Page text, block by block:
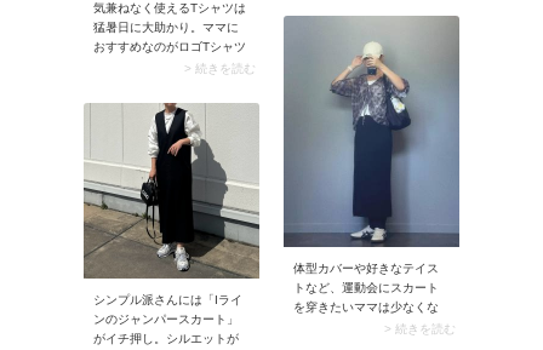
すいものですが、スナップ
るとスタイリッシュな印象
に。優等生感のあるネイビ
ーも、軽やかなトラックパ
ンツを加えることで、きれ
いめな表情は残しつつ抜け
のある絶妙なバランスを作
ることができます。このテ
クニックはネイビー以外の
地味色でも同様に使えま
す。コーデのどこかにスポ
ーティなアイテムを取り入
れると、今っぽくあか抜け
た着こなしに仕上がります
よ。
気兼ねなく使えるTシャツは
猛暑日に大助かり。ママに
おすすめなのがロゴTシャツ
×デニムパンツの着合わせ。
め、シンプルながらも手抜
き感のないスタイリッシュ
な装いに決まります。
> 続きを読む
体型カバーや好きなテイス
トなど、運動会にスカート
を穿きたいママは少なくな
いはず。そんなときは小物
> 続きを読む
シンプル派さんには「Iライ
ンのジャンパースカート」
がイチ押し。シルエットが